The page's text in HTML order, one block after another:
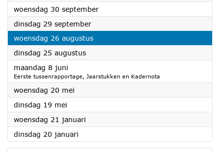
woensdag 30 september2026
dinsdag 29 september2026
woensdag 26 augustus2026
dinsdag 25 augustus2026
maandag 8 juni
Eerste tussenrapportage, Jaarstukken en Kadernota
woensdag 20 mei
dinsdag 19 mei
woensdag 21 januari
dinsdag 20 januari